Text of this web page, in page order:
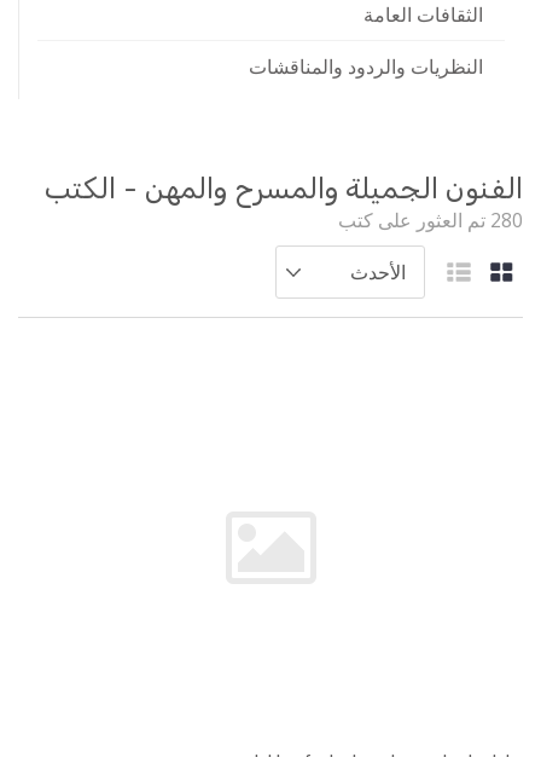
الثقافات العامة
النظريات والردود والمناقشات
الفنون الجميلة والمسرح والمهن - الكتب
280 تم العثور على كتب